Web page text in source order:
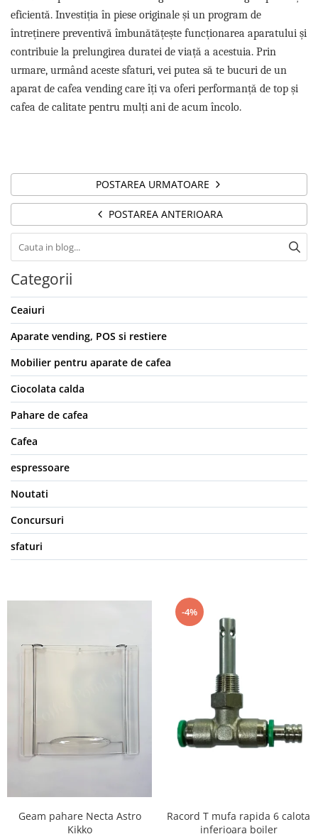
eficientă. Investiția în piese originale și un program de
întreținere preventivă îmbunătățește funcționarea aparatului și
contribuie la prelungirea duratei de viață a acestuia. Prin
urmare, urmând aceste sfaturi, vei putea să te bucuri de un
aparat de cafea vending care îți va oferi performanță de top și
cafea de calitate pentru mulți ani de acum încolo.
POSTAREA URMATOARE
POSTAREA ANTERIOARA
Categorii
Ceaiuri
Aparate vending, POS si restiere
Mobilier pentru aparate de cafea
Ciocolata calda
Pahare de cafea
Cafea
espressoare
Noutati
Concursuri
sfaturi
Geam pahare Necta Astro
Kikko
-4%
Racord T mufa rapida 6 calota
inferioara boiler